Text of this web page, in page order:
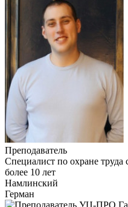
Преподаватель
Специалист по охране труда
более 10 лет
Намлинский
Герман